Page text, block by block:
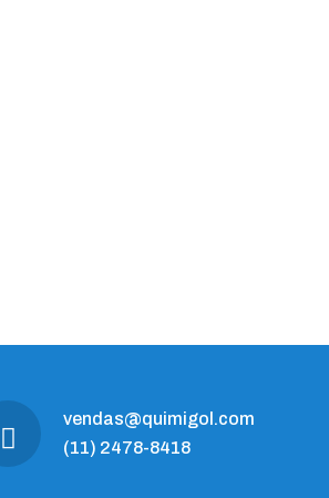
vendas@quimigol.com
(11) 2478-8418